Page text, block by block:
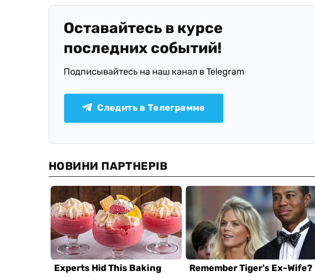
Оставайтесь в курсе
последних событий!
Подписывайтесь на наш канал в Telegram
Следить в Телеграмме